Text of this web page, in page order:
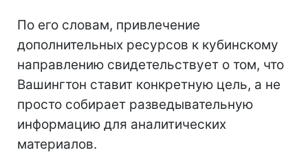
По его словам, привлечение
дополнительных ресурсов к кубинскому
направлению свидетельствует о том, что
Вашингтон ставит конкретную цель, а не
просто собирает разведывательную
информацию для аналитических
материалов.